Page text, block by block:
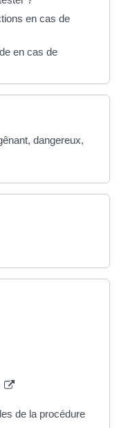
en cas de
en cas de
dangereux,
de la procédure